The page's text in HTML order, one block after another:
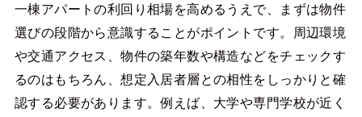
一棟アパートの利回り相場を高めるうえで、まずは物件
選びの段階から意識することがポイントです。周辺環境
や交通アクセス、物件の築年数や構造などをチェックす
るのはもちろん、想定入居者層との相性をしっかりと確
認する必要があります。例えば、大学や専門学校が近く